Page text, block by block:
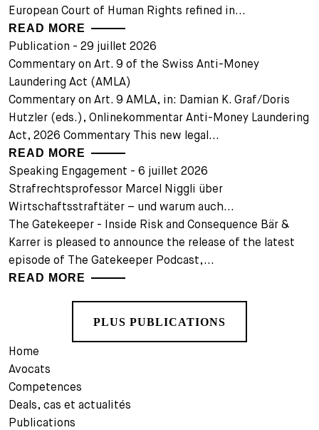
European Court of Human Rights refined in...
READ MORE
Publication - 29 juillet 2026
Commentary on Art. 9 of the Swiss Anti-Money
Laundering Act (AMLA)
Commentary on Art. 9 AMLA, in: Damian K. Graf/Doris
Hutzler (eds.), Onlinekommentar Anti-Money Laundering
Act, 2026 Commentary This new legal...
READ MORE
Speaking Engagement - 6 juillet 2026
Strafrechtsprofessor Marcel Niggli über
Wirtschaftsstraftäter – und warum auch...
The Gatekeeper - Inside Risk and Consequence Bär &
Karrer is pleased to announce the release of the latest
episode of The Gatekeeper Podcast,...
READ MORE
PLUS PUBLICATIONS
Home
Avocats
Competences
Deals, cas et actualités
Publications